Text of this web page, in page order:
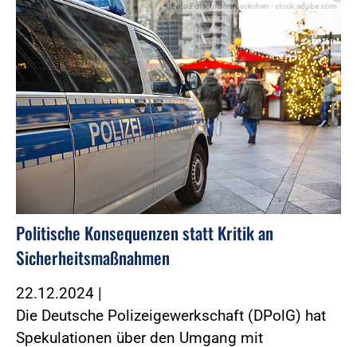
Foto:Foto: bilderstoeckchen - stock.adobe.com
Politische Konsequenzen statt Kritik an
Sicherheitsmaßnahmen
22.12.2024 |
Die Deutsche Polizeigewerkschaft (DPolG) hat
Spekulationen über den Umgang mit